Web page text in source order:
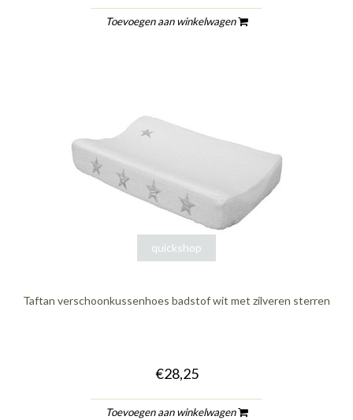
Toevoegen aan winkelwagen
quickshop
Taftan verschoonkussenhoes badstof wit met zilveren sterren
€28,25
Toevoegen aan winkelwagen